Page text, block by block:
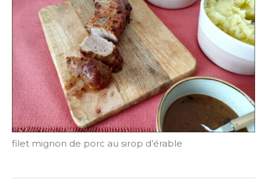
filet mignon de porc au sirop d’érable